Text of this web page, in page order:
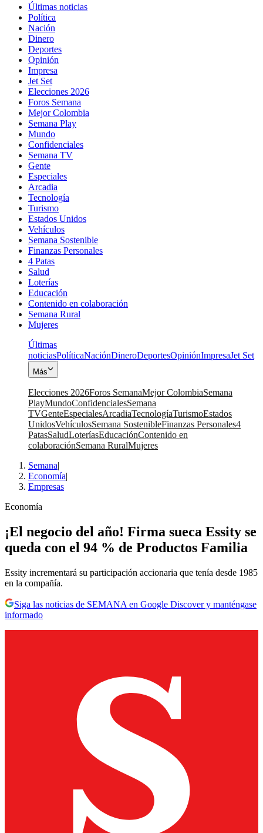
Últimas noticias
Política
Nación
Dinero
Deportes
Opinión
Impresa
Jet Set
Elecciones 2026
Foros Semana
Mejor Colombia
Semana Play
Mundo
Confidenciales
Semana TV
Gente
Especiales
Arcadia
Tecnología
Turismo
Estados Unidos
Vehículos
Semana Sostenible
Finanzas Personales
4 Patas
Salud
Loterías
Educación
Contenido en colaboración
Semana Rural
Mujeres
Últimas
noticiasPolíticaNaciónDineroDeportesOpiniónImpresaJet Set
Más
Elecciones 2026Foros SemanaMejor ColombiaSemana
PlayMundoConfidencialesSemana
TVGenteEspecialesArcadiaTecnologíaTurismoEstados
UnidosVehículosSemana SostenibleFinanzas Personales4
PatasSaludLoteríasEducaciónContenido en
colaboraciónSemana RuralMujeres
Semana|
Economía|
Empresas
Economía
¡El negocio del año! Firma sueca Essity se
queda con el 94 % de Productos Familia
Essity incrementará su participación accionaria que tenía desde 1985
en la compañía.
Siga las noticias de SEMANA en Google Discover y manténgase
informado